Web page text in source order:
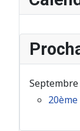
Septembre